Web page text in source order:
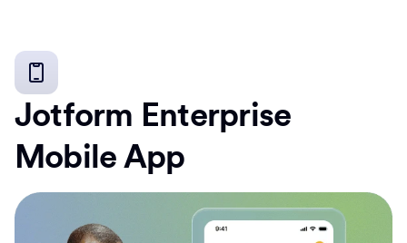
Jotform Enterprise
Mobile App